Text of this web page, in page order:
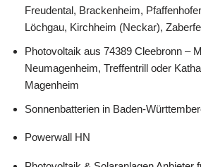
Freudental, Brackenheim,
Löchgau, Kirchheim (Neckar),
Photovoltaik aus 74389 Cleebronn –
Neumagenheim, Treffentrill oder
Magenheim
Sonnenbatterien in Baden-
Powerwall HN